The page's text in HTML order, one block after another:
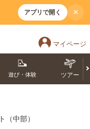
アプリで開く ×
マイページ
遊び・体験 ツアー
（中部）